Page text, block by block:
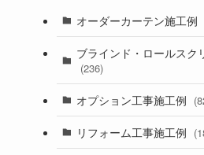
オーダーカーテン施工例
ブラインド・ロールスク
(236)
オプション工事施工例
リフォーム工事施工例